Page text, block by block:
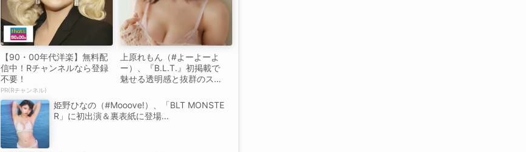
【90・00年代洋楽】無料配
信中！Rチャンネルなら登録
不要！
PR(Rチャンネル)
上原れもん（#よーよーよ
ー）、『B.L.T.』初掲載で
魅せる透明感と抜群のスタ
姫野ひなの（#Mooove!）、「BLT MONSTE
R」に初出演＆裏表紙に登場...